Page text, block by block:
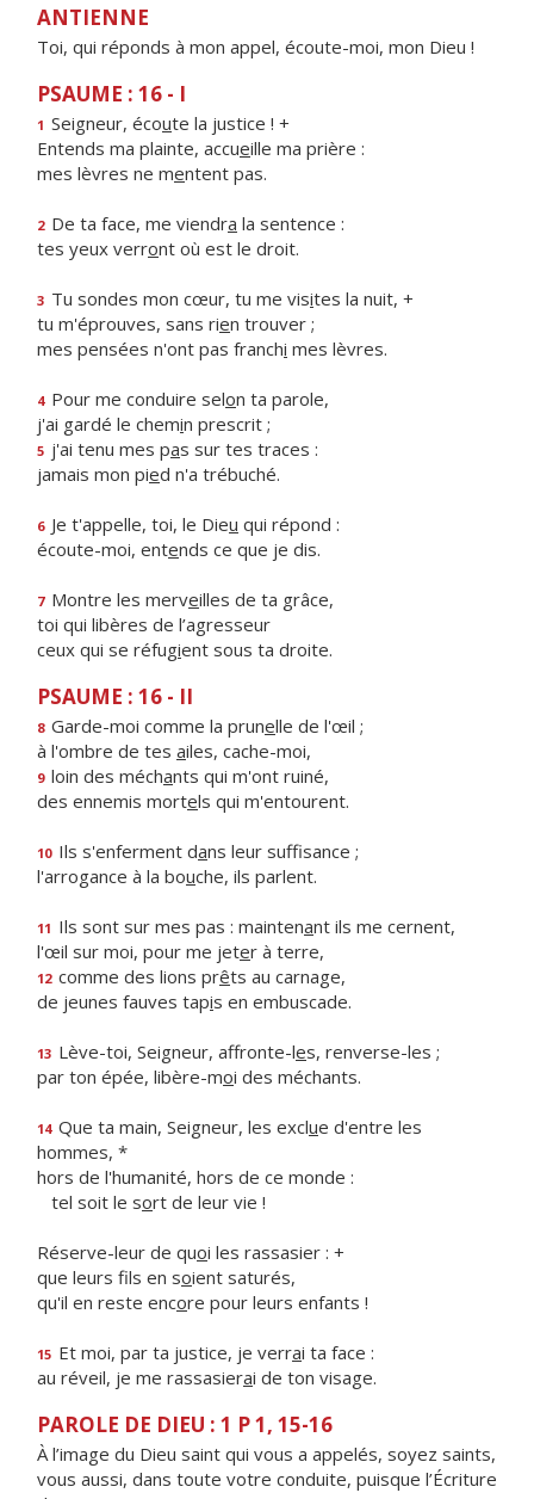
ANTIENNE
Toi, qui réponds à mon appel, écoute-moi, mon Dieu !
PSAUME : 16 - I
1 Seigneur, écoute la justice ! +
Entends ma plainte, accueille ma prière :
mes lèvres ne mentent pas.
2 De ta face, me viendra la sentence :
tes yeux verront où est le droit.
3 Tu sondes mon cœur, tu me visites la nuit, +
tu m'éprouves, sans rien trouver ;
mes pensées n'ont pas franchi mes lèvres.
4 Pour me conduire selon ta parole,
j'ai gardé le chemin prescrit ;
5 j'ai tenu mes pas sur tes traces :
jamais mon pied n'a trébuché.
6 Je t'appelle, toi, le Dieu qui répond :
écoute-moi, entends ce que je dis.
7 Montre les merveilles de ta grâce,
toi qui libères de l’agresseur
ceux qui se réfugient sous ta droite.
PSAUME : 16 - II
8 Garde-moi comme la prunelle de l'œil ;
à l'ombre de tes ailes, cache-moi,
9 loin des méchants qui m'ont ruiné,
des ennemis mortels qui m'entourent.
10 Ils s'enferment dans leur suffisance ;
l'arrogance à la bouche, ils parlent.
11 Ils sont sur mes pas : maintenant ils me cernent,
l'œil sur moi, pour me jeter à terre,
12 comme des lions prêts au carnage,
de jeunes fauves tapis en embuscade.
13 Lève-toi, Seigneur, affronte-les, renverse-les ;
par ton épée, libère-moi des méchants.
14 Que ta main, Seigneur, les exclue d'entre les
hommes, *
hors de l'humanité, hors de ce monde :
tel soit le sort de leur vie !
Réserve-leur de quoi les rassasier : +
que leurs fils en soient saturés,
qu'il en reste encore pour leurs enfants !
15 Et moi, par ta justice, je verrai ta face :
au réveil, je me rassasierai de ton visage.
PAROLE DE DIEU : 1 P 1, 15-16
À l’image du Dieu saint qui vous a appelés, soyez saints,
vous aussi, dans toute votre conduite, puisque l’Écriture